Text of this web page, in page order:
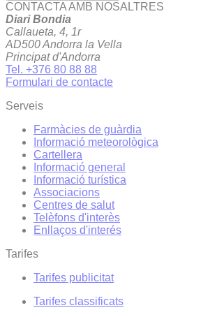
CONTACTA AMB NOSALTRES
Diari Bondia
Callaueta, 4, 1r
AD500 Andorra la Vella
Principat d'Andorra
Tel. +376 80 88 88
Formulari de contacte
Serveis
Farmàcies de guàrdia
Informació meteorològica
Cartellera
Informació general
Informació turística
Associacions
Centres de salut
Telèfons d'interès
Enllaços d'interés
Tarifes
Tarifes publicitat
Tarifes classificats